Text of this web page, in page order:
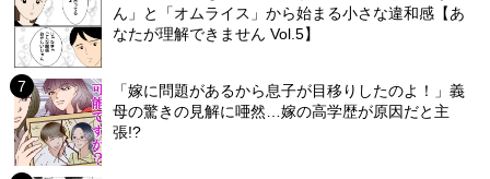
ん」と「オムライス」から始まる小さな違和感【あ
なたが理解できません Vol.5】
「嫁に問題があるから息子が目移りしたのよ！」義
母の驚きの見解に唖然…嫁の高学歴が原因だと主
張!?